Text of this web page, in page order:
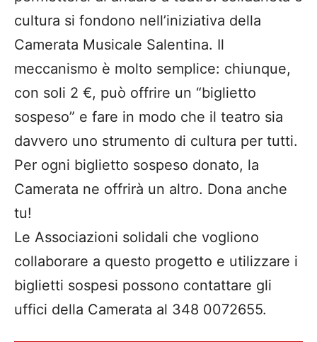
cultura si fondono nell’iniziativa della
Camerata Musicale Salentina. Il
meccanismo è molto semplice: chiunque,
con soli 2 €, può offrire un “biglietto
sospeso” e fare in modo che il teatro sia
davvero uno strumento di cultura per tutti.
Per ogni biglietto sospeso donato, la
Camerata ne offrirà un altro. Dona anche
tu!
Le Associazioni solidali che vogliono
collaborare a questo progetto e utilizzare i
biglietti sospesi possono contattare gli
uffici della Camerata al 348 0072655.